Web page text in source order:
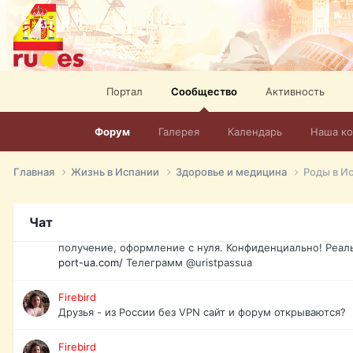
Портал Сообщество
Форум Галерея Календарь Наша
Активность
Главная Жизнь в Испании Здоровье и медицина Роды в
Чат
спорт, HD. + Огромная видеотека + 10.000 фильмов и
сайта. Наш сайт: http://mir-tv.club/television-in-spain.html
David16
Книги
David16
Подскажите пожалуйста, как удалить свой аккаунт из
Юрист юа
получение, оформление с нуля. Конфиденциально!
port-ua.com/ Телеграмм @uristpassua
Firebird
Друзья - из России без VPN сайт и форум открываются?
Firebird